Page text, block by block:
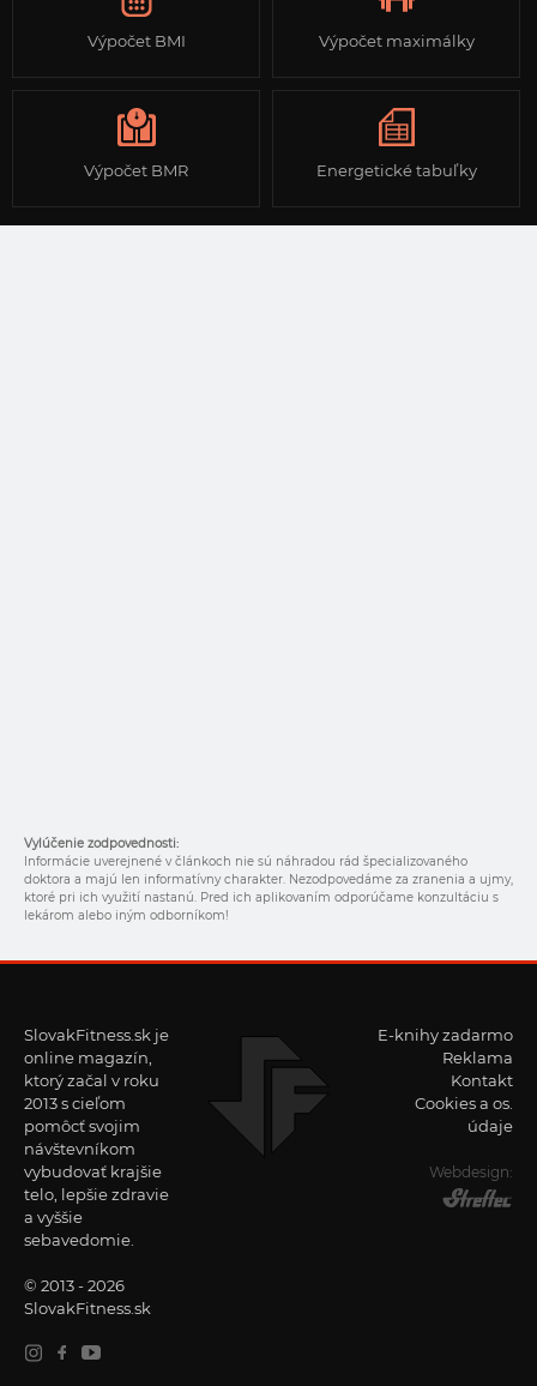
Výpočet BMI Výpočet maximálky
Výpočet BMR Energetické tabuľky
Vylúčenie zodpovednosti:
Informácie uverejnené v článkoch nie sú náhradou rád špecializovaného
doktora a majú len informatívny charakter. Nezodpovedáme za zranenia a ujmy,
ktoré pri ich využití nastanú. Pred ich aplikovaním odporúčame konzultáciu s
lekárom alebo iným odborníkom!
SlovakFitness.sk je
online magazín,
ktorý začal v roku
2013 s cieľom
pomôcť svojim
návštevníkom
vybudovať krajšie
telo, lepšie zdravie
a vyššie
sebavedomie.
© 2013 - 2026
SlovakFitness.sk
E-knihy zadarmo
Reklama
Kontakt
Cookies a os.
údaje
Webdesign: